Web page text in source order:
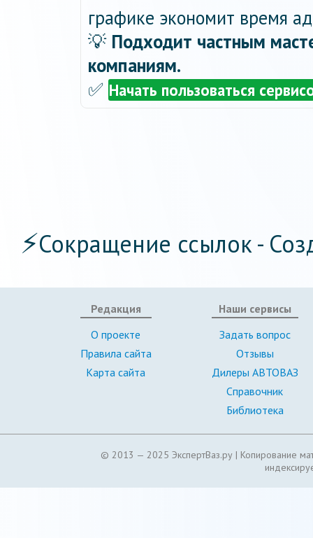
графике экономит время
💡 Подходит частным
компаниям.
✅ Начать пользоваться
⚡Сокращение ссылок -
Редакция
О проекте
Правила сайта
Карта сайта
Наши сервисы
Задать вопрос
Отзывы
Дилеры АВТОВАЗ
Справочник
Библиотека
© 2013 — 2025 ЭкспертВаз.ру | Копирование